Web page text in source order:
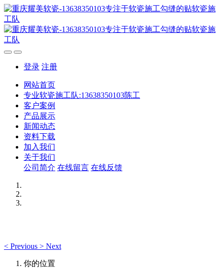
登录 注册
网站首页
专业软瓷施工队:13638350103陈工
客户案例
产品展示
新闻动态
资料下载
加入我们
关于我们
公司简介 在线留言 在线反馈
< Previous > Next
你的位置